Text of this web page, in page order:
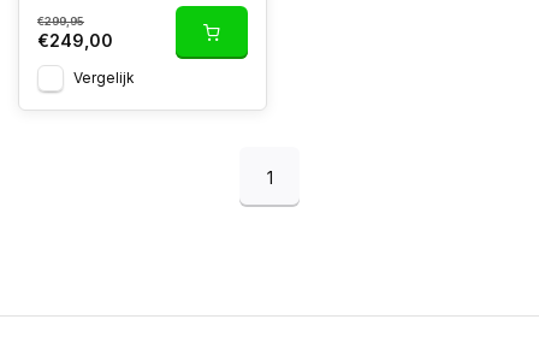
€299,95
€249,00
Vergelijk
1